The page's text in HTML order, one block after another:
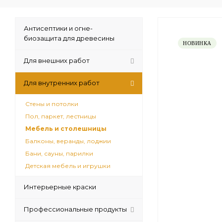
НОВИНКА
Антисептики и огне-
биозащита для древесины
Для внешних работ
Для внутренних работ
Стены и потолки
Пол, паркет, лестницы
Мебель и столешницы
Балконы, веранды, лоджии
Бани, сауны, парилки
Детская мебель и игрушки
Интерьерные краски
Профессиональные продукты